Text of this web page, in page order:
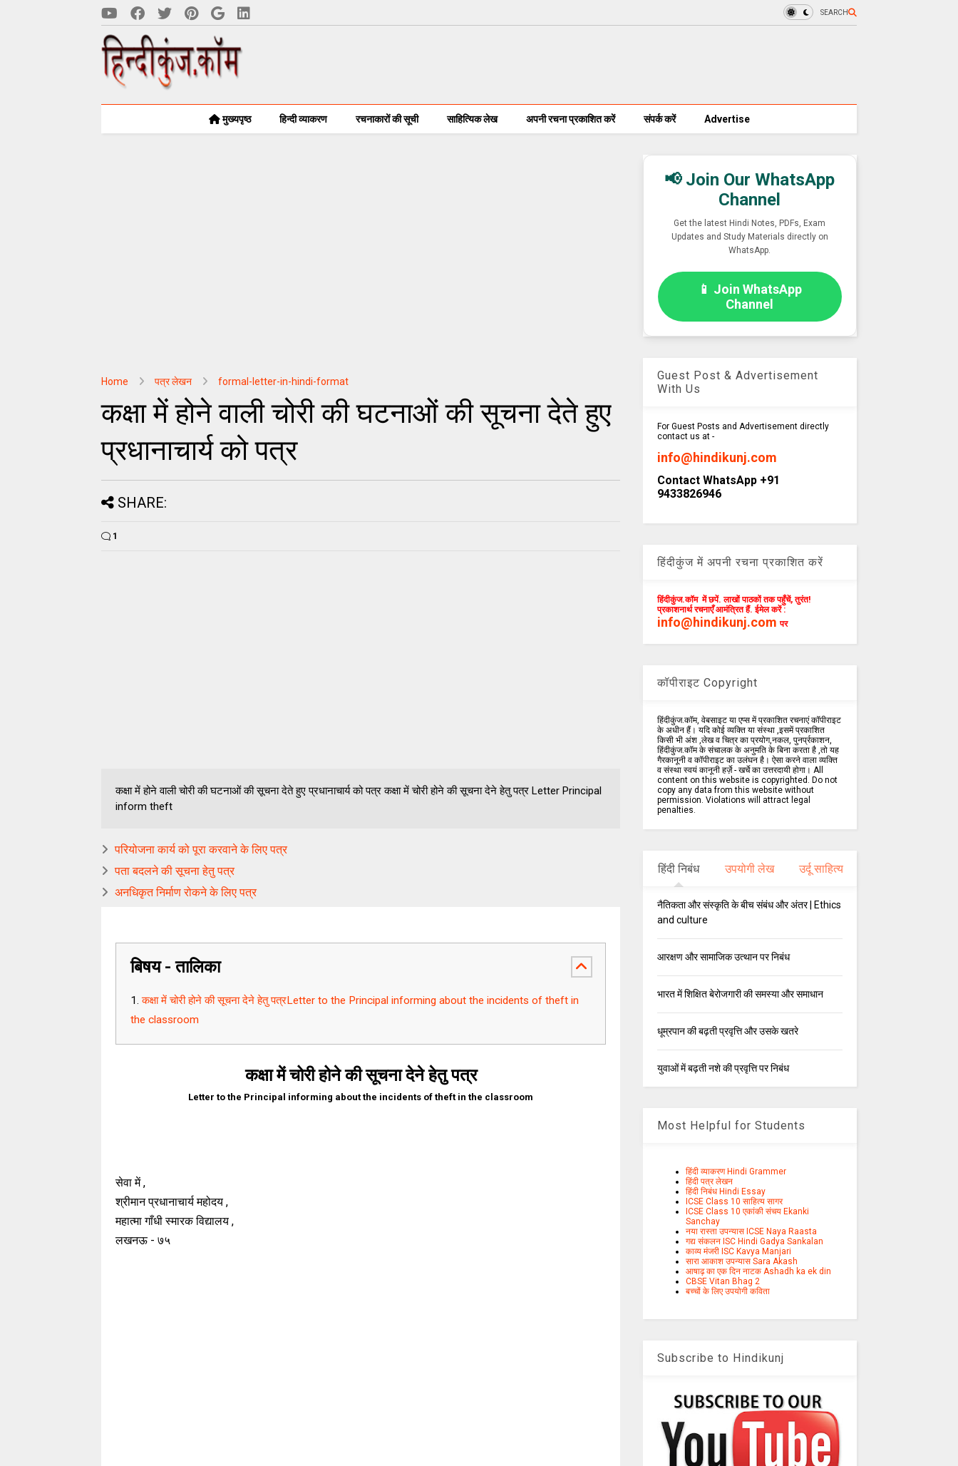
SEARCH
मुख्यपृष्ठ हिन्दी व्याकरण रचनाकारों की सूची साहित्यिक लेख अपनी रचना प्रकाशित करें संपर्क करें Advertise
Home पत्र लेखन formal-letter-in-hindi-format
कक्षा में होने वाली चोरी की घटनाओं की सूचना देते हुए
प्रधानाचार्य को पत्र
SHARE:
1
कक्षा में होने वाली चोरी की घटनाओं की सूचना देते हुए प्रधानाचार्य को पत्र कक्षा में चोरी होने की सूचना देने हेतु पत्र Letter Principal
inform theft
परियोजना कार्य को पूरा करवाने के लिए पत्र
पता बदलने की सूचना हेतु पत्र
अनधिकृत निर्माण रोकने के लिए पत्र
बिषय - तालिका
कक्षा में चोरी होने की सूचना देने हेतु पत्रLetter to the Principal informing about the incidents of theft in
the classroom
कक्षा में चोरी होने की सूचना देने हेतु पत्र
Letter to the Principal informing about the incidents of theft in the classroom
सेवा में ,
श्रीमान प्रधानाचार्य महोदय ,
महात्मा गाँधी स्मारक विद्यालय ,
लखनऊ - ७५
📢 Join Our WhatsApp
Channel
Get the latest Hindi Notes, PDFs, Exam
Updates and Study Materials directly on
WhatsApp.
📱 Join WhatsApp
Channel
Guest Post & Advertisement
With Us
For Guest Posts and Advertisement directly
contact us at -
info@hindikunj.com
Contact WhatsApp +91
9433826946
हिंदीकुंज में अपनी रचना प्रकाशित करें
हिंदीकुंज.कॉम में छपें. लाखों पाठकों तक पहुँचें, तुरंत!
प्रकाशनार्थ रचनाएँ आमंत्रित हैं. ईमेल करें :
info@hindikunj.com पर
कॉपीराइट Copyright
हिंदीकुंज.कॉम, वेबसाइट या एप्स में प्रकाशित रचनाएं कॉपीराइट
के अधीन हैं। यदि कोई व्यक्ति या संस्था ,इसमें प्रकाशित
किसी भी अंश ,लेख व चित्र का प्रयोग,नकल, पुनर्प्रकाशन,
हिंदीकुंज.कॉम के संचालक के अनुमति के बिना करता है ,तो यह
गैरकानूनी व कॉपीराइट का उलंघन है। ऐसा करने वाला व्यक्ति
व संस्था स्वयं कानूनी हर्ज़े - खर्चे का उत्तरदायी होगा। All
content on this website is copyrighted. Do not
copy any data from this website without
permission. Violations will attract legal
penalties.
हिंदी निबंध उपयोगी लेख उर्दू साहित्य
नैतिकता और संस्कृति के बीच संबंध और अंतर | Ethics
and culture
आरक्षण और सामाजिक उत्थान पर निबंध
भारत में शिक्षित बेरोजगारी की समस्या और समाधान
धूम्रपान की बढ़ती प्रवृत्ति और उसके खतरे
युवाओं में बढ़ती नशे की प्रवृत्ति पर निबंध
Most Helpful for Students
हिंदी व्याकरण Hindi Grammer
हिंदी पत्र लेखन
हिंदी निबंध Hindi Essay
ICSE Class 10 साहित्य सागर
ICSE Class 10 एकांकी संचय Ekanki
Sanchay
नया रास्ता उपन्यास ICSE Naya Raasta
गद्य संकलन ISC Hindi Gadya Sankalan
काव्य मंजरी ISC Kavya Manjari
सारा आकाश उपन्यास Sara Akash
आषाढ़ का एक दिन नाटक Ashadh ka ek din
CBSE Vitan Bhag 2
बच्चों के लिए उपयोगी कविता
Subscribe to Hindikunj